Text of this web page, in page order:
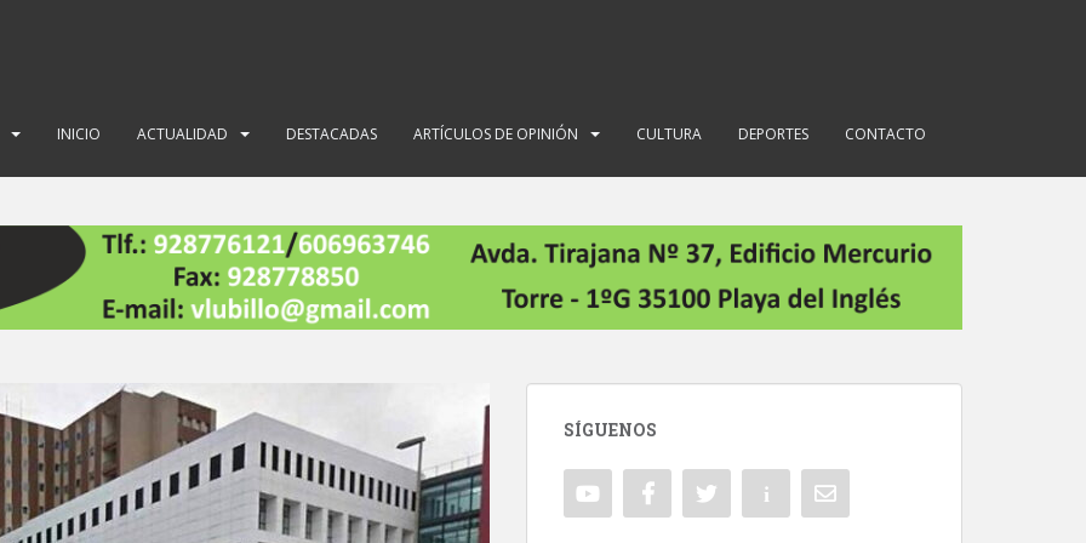
INICIO ACTUALIDAD DESTACADAS ARTÍCULOS DE OPINIÓN CULTURA DEPORTES CONTACTO
SÍGUENOS